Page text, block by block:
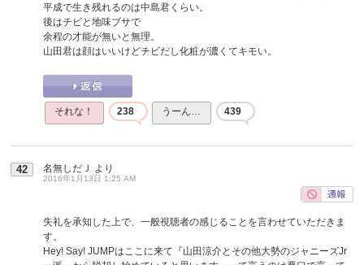
平成で生き残れるのは中島君くらい。
後はチビと地味ブサで
余程の才能が無いと無理。
山田君は顔はいいけどチビだし化粧が濃くてキモい。
それな！ 238 うーん… 439
42 名無しだＪ より
2016年1月13日 1:25 AM
失礼を承知した上で、一般視聴者の感じることを言わせていただきま
す。
Hey! Say! JUMPはここに来て『山田涼介とその他大勢のジャニーズJr